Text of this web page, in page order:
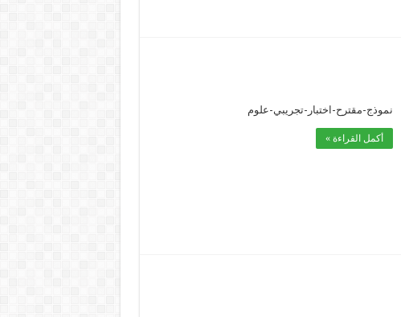
نموذج-مقترح-اختبار-تجريبي-علوم
أكمل القراءة »